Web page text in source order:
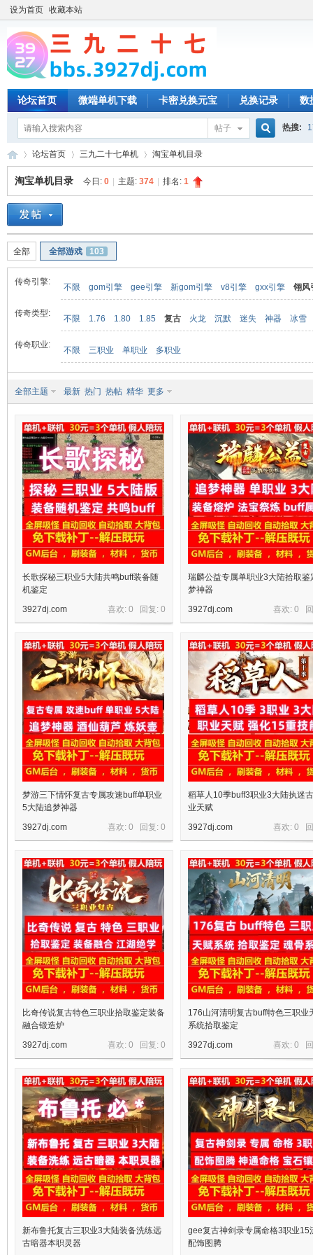
设为首页 收藏本站
论坛首页 微端单机下载 卡密兑换元宝 兑换记录 数
帖子 热搜:
»
论坛首页 三九二十七单机 淘宝单机目录
淘宝单机目录 今日: 0 主题: 374 排名: 1
全部 全部游戏 103
传奇引擎:
不限 gom引擎 gee引擎 新gom引擎 v8引擎 gxx引擎 翎风
传奇类型:
不限 1.76 1.80 1.85 复古 火龙 沉默 迷失 神器 冰雪
传奇职业:
不限 三职业 单职业 多职业
全部主题 最新 热门 热帖 精华 更多
长歌探秘三职业5大陆共鸣buff装备随
机鉴定
喜欢: 0 回复: 0
3927dj.com
瑞麟公益专属单职业3大陆拾取鉴
梦神器
喜欢: 0
3927dj.com
梦游三下情怀复古专属攻速buff单职业
5大陆追梦神器
喜欢: 0 回复: 0
3927dj.com
稻草人10季buff3职业3大陆执迷
业天赋
喜欢: 0
3927dj.com
比奇传说复古特色三职业拾取鉴定装备
融合锻造炉
喜欢: 0 回复: 0
3927dj.com
176山河清明复古buff特色三职业
系统拾取鉴定
喜欢: 0
3927dj.com
新布鲁托复古三职业3大陆装备洗练远
古暗器本职灵器
gee复古神剑录专属命格3职业15
配饰图腾